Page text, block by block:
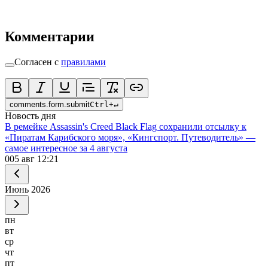
Комментарии
Согласен с правилами
comments.form.submitCtrl+↵
Новость дня
В ремейке Assassin's Creed Black Flag сохранили отсылку к
«Пиратам Карибского моря», «Кингспорт. Путеводитель» —
самое интересное за 4 августа
005 авг 12:21
Июнь 2026
пн
вт
ср
чт
пт